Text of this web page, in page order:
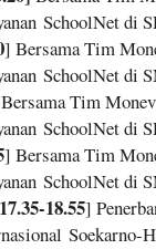
SchoolNet di
] Bersama Tim
SchoolNet di
Bersama Tim
SchoolNet di
] Bersama Tim
SchoolNet di
18.55]
Soekarno-